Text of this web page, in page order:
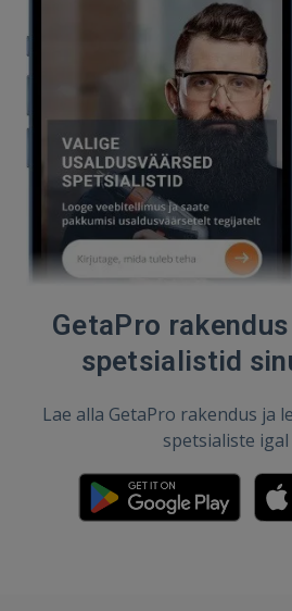
GetaPro
spetsialistid
Lae alla GetaPro rakendus ja
spetsialiste igal